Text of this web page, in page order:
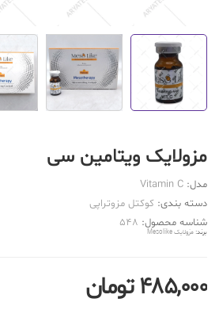
مزولایک ویتامین سی
مدل: Vitamin C
دسته بندی: کوکتل مزوتراپی
شناسه محصول: 548
برند: مزولایک Mesolike
485,000 تومان